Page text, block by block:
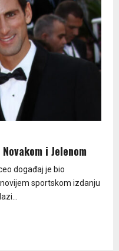
i Jelenom
događaj je bio
sportskom izdanju